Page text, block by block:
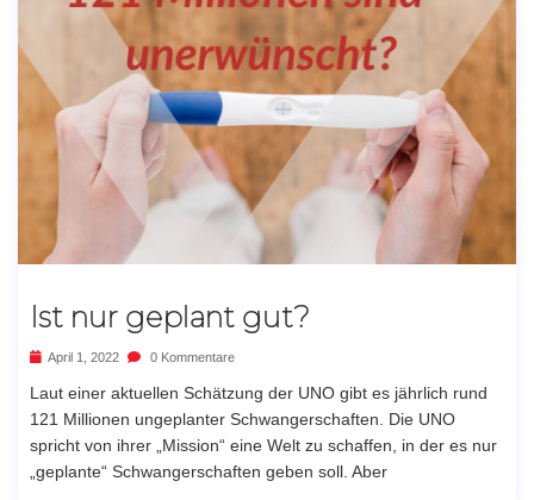
Ist nur geplant gut?
April 1, 2022 0 Kommentare
Laut einer aktuellen Schätzung der UNO gibt es jährlich rund
121 Millionen ungeplanter Schwangerschaften. Die UNO
spricht von ihrer „Mission“ eine Welt zu schaffen, in der es nur
„geplante“ Schwangerschaften geben soll. Aber